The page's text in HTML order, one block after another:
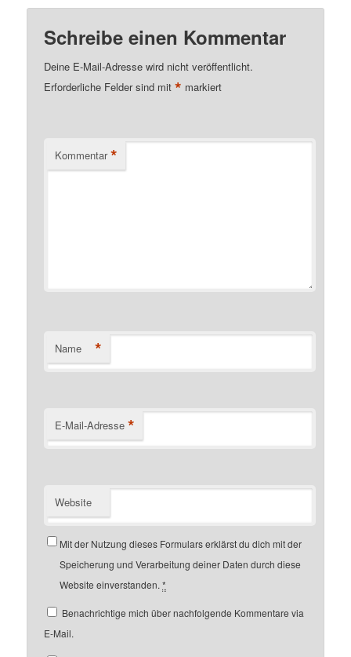
Schreibe einen Kommentar
Deine E-Mail-Adresse wird nicht veröffentlicht.
Erforderliche Felder sind mit* markiert
Kommentar *
Name *
E-Mail-Adresse *
Website
Mit der Nutzung dieses Formulars erklärst du dich mit der
Speicherung und Verarbeitung deiner Daten durch diese
Website einverstanden.*
Benachrichtige mich über nachfolgende Kommentare via
E-Mail.